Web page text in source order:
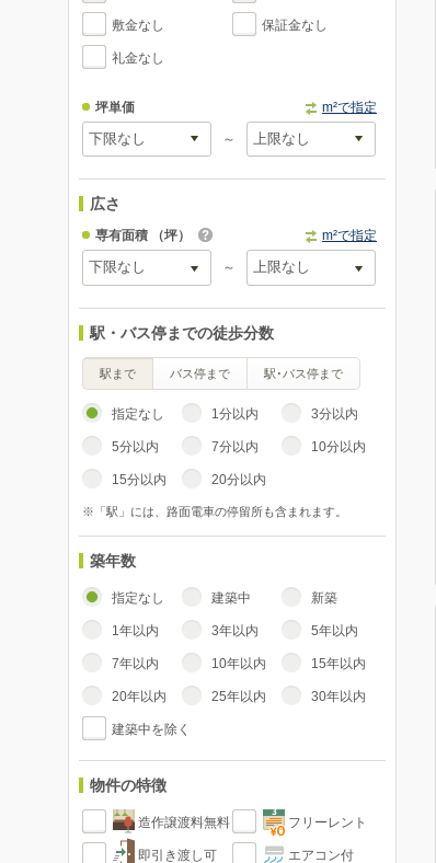
敷金なし 保証金なし
礼金なし
坪単価 m²で指定
～
広さ
専有面積 （坪） m²で指定
～
駅・バス停までの徒歩分数
駅まで バス停まで 駅･バス停まで
指定なし 1分以内 3分以内
5分以内 7分以内 10分以内
15分以内 20分以内
※「駅」には、路面電車の停留所も含まれます。
築年数
指定なし 建築中 新築
1年以内 3年以内 5年以内
7年以内 10年以内 15年以内
20年以内 25年以内 30年以内
建築中を除く
物件の特徴
造作譲渡料無料 フリーレント
即引き渡し可 エアコン付